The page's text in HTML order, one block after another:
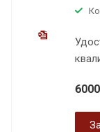
6000